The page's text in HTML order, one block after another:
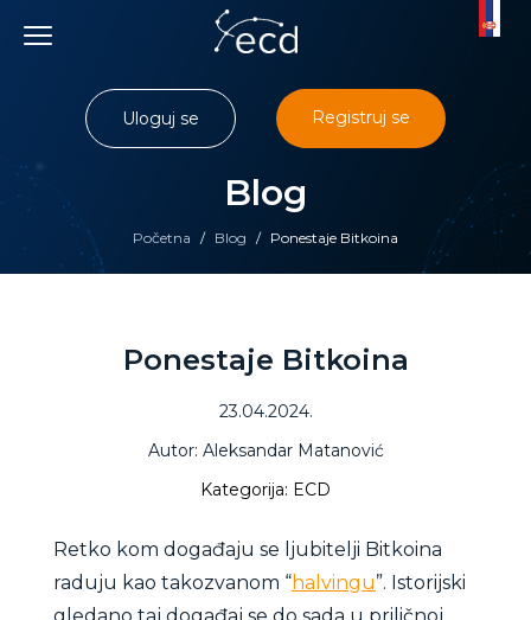
content
Početna / Blog / Ponestaje Bitkoina
Blog
Uloguj se Registruj se
Ponestaje Bitkoina
23.04.2024.
Autor: Aleksandar Matanović
Kategorija: ECD
Retko kom događaju se ljubitelji Bitkoina
raduju kao takozvanom “halvingu”. Istorijski